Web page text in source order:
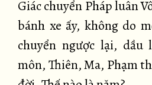
Giác chuyển Pháp luân
bánh xe ấy, không do
chuyển ngược lại, dầu
môn, Thiên, Ma, Phạm